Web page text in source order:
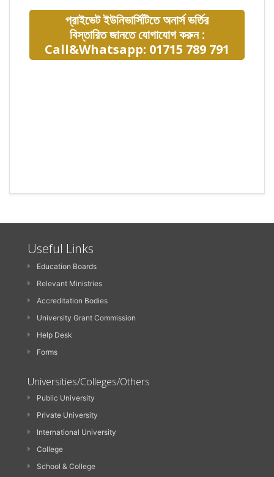
প্রাইভেট ইউনিভার্সিটিতে অনার্স ভর্তির
বিস্তারিত জানতে যোগাযোগ করুন :
Call&Whatsapp: 01715 789 791
Useful Links
Education Boards
Relevant Ministries
Accreditation Bodies
University Grant Commission
Help Desk
Forms
Universities/Colleges/Others
Public University
Private University
International University
College
School & College